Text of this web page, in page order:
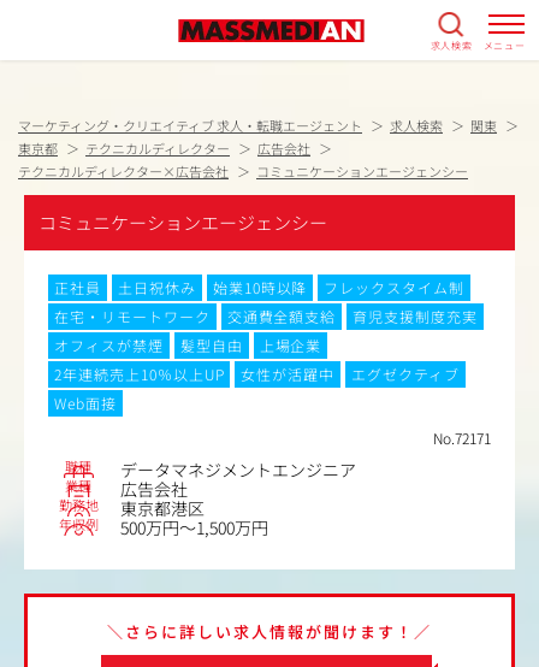
求人検索 メニュー
マーケティング・クリエイティブ 求人・転職エージェント 求人検索
関東
東京都
テクニカルディレクター
広告会社
テクニカルディレクター×広告会社
コミュニケーションエージェンシー
コミュニケーションエージェンシー
正社員 土日祝休み 始業10時以降
フレックスタイム制
在宅・リモートワーク
交通費全額支給
育児支援制度充実
オフィスが禁煙
髪型自由
上場企業
2年連続売上10％以上UP
女性が活躍中
エグゼクティブ
Web面接
No.72171
職種 データマネジメントエンジニア
業種 広告会社
勤務地 東京都港区
年収例 500万円～1,500万円
＼さらに詳しい求人情報が聞けます！／